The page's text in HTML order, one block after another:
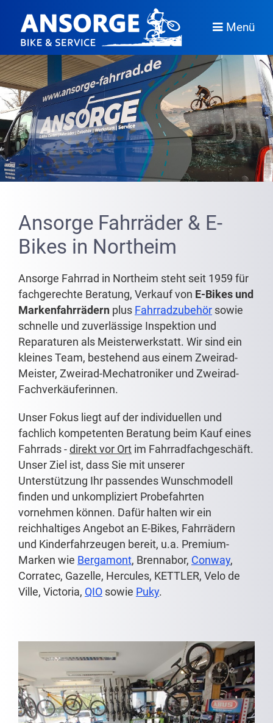
Menü
Ansorge Fahrräder & E-
Bikes in Northeim
Ansorge Fahrrad in Northeim steht seit 1959 für
fachgerechte Beratung, Verkauf von E-Bikes und
Markenfahrrädern plus Fahrradzubehör sowie
schnelle und zuverlässige Inspektion und
Reparaturen als Meisterwerkstatt. Wir sind ein
kleines Team, bestehend aus einem Zweirad-
Meister, Zweirad-Mechatroniker und Zweirad-
Fachverkäuferinnen.
Unser Fokus liegt auf der individuellen und
fachlich kompetenten Beratung beim Kauf eines
Fahrrads - direkt vor Ort im Fahrradfachgeschäft.
Unser Ziel ist, dass Sie mit unserer
Unterstützung Ihr passendes Wunschmodell
finden und unkompliziert Probefahrten
vornehmen können. Dafür halten wir ein
reichhaltiges Angebot an E-Bikes, Fahrrädern
und Kinderfahrzeugen bereit, u.a. Premium-
Marken wie Bergamont, Brennabor, Conway,
Corratec, Gazelle, Hercules, KETTLER, Velo de
Ville, Victoria, QIO sowie Puky.